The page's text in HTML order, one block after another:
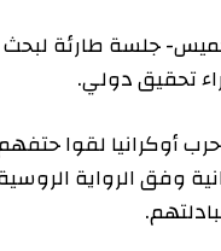
طارئة لبحث
دولي.
شخصا بينهم 65 أسير حرب
الرواية